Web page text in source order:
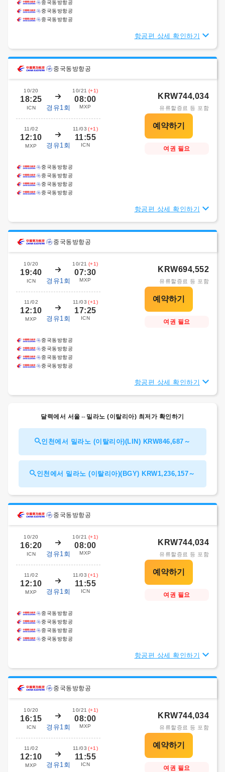
중국동방항공
중국동방항공
중국동방항공
항공편 상세 확인하기
중국동방항공
10/20
18:25
ICN 경유1회
10/21 (+1)
08:00
MXP
11/02
12:10
MXP 경유1회
11/03 (+1)
11:55
ICN
KRW744,034
유류할증료 등 포함
여권 필요
중국동방항공
중국동방항공
중국동방항공
중국동방항공
항공편 상세 확인하기
중국동방항공
10/20
19:40
ICN 경유1회
10/21 (+1)
07:30
MXP
11/02
12:10
MXP 경유1회
11/03 (+1)
17:25
ICN
KRW694,552
유류할증료 등 포함
여권 필요
중국동방항공
중국동방항공
중국동방항공
중국동방항공
항공편 상세 확인하기
달력에서 서울⇔밀라노 (이탈리아) 최저가 확인하기
인천에서 밀라노 (이탈리아)(LIN) KRW846,687～
인천에서 밀라노 (이탈리아)(BGY) KRW1,236,157～
중국동방항공
10/20
16:20
ICN 경유1회
10/21 (+1)
08:00
MXP
11/02
12:10
MXP 경유1회
11/03 (+1)
11:55
ICN
KRW744,034
유류할증료 등 포함
여권 필요
중국동방항공
중국동방항공
중국동방항공
중국동방항공
항공편 상세 확인하기
중국동방항공
10/20
16:15
ICN 경유1회
10/21 (+1)
08:00
MXP
11/02
12:10
MXP 경유1회
11/03 (+1)
11:55
ICN
KRW744,034
유류할증료 등 포함
여권 필요